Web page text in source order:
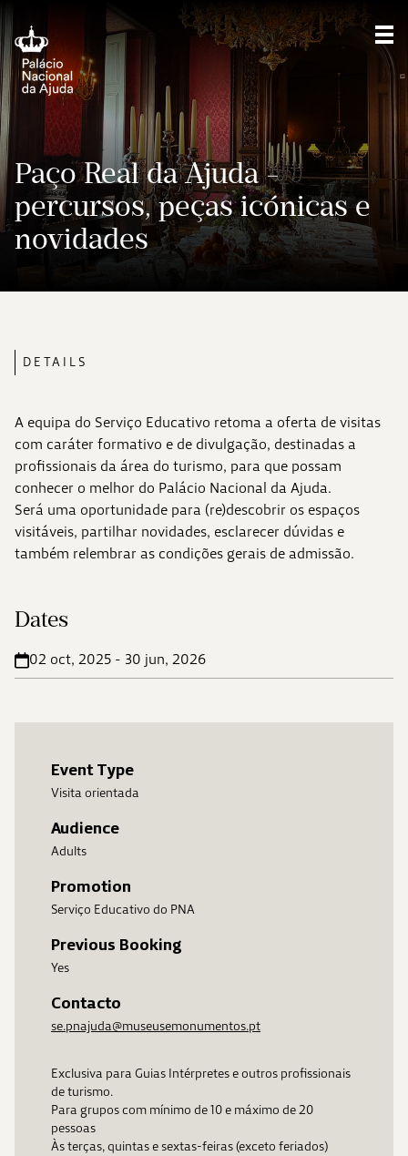
Paço Real da Ajuda -
percursos, peças icónicas e
novidades
DETAILS
A equipa do Serviço Educativo retoma a oferta de visitas
com caráter formativo e de divulgação, destinadas a
profissionais da área do turismo, para que possam
conhecer o melhor do Palácio Nacional da Ajuda.
Será uma oportunidade para (re)descobrir os espaços
visitáveis, partilhar novidades, esclarecer dúvidas e
também relembrar as condições gerais de admissão.
Dates
02 oct, 2025 - 30 jun, 2026
Event Type
Visita orientada
Audience
Adults
Promotion
Serviço Educativo do PNA
Previous Booking
Yes
Contacto
se.pnajuda@museusemonumentos.pt
Exclusiva para Guias Intérpretes e outros profissionais
de turismo.
Para grupos com mínimo de 10 e máximo de 20
pessoas
Às terças, quintas e sextas-feiras (exceto feriados)